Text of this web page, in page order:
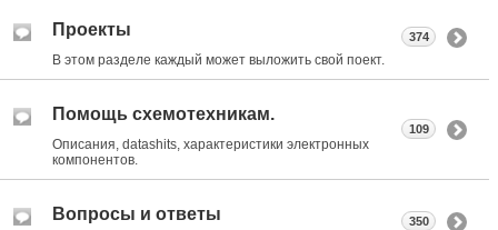
Проекты
В этом разделе каждый может выложить свой поект.
374
Помощь схемотехникам.
Описания, datashits, характеристики электронных
компонентов.
109
Вопросы и ответы 350